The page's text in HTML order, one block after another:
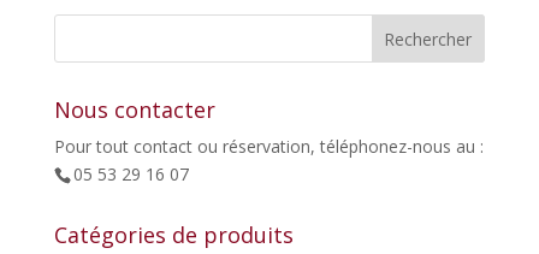
Nous contacter
Pour tout contact ou réservation, téléphonez-nous au :
05 53 29 16 07
Catégories de produits